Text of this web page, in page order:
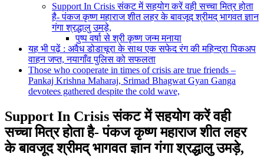
Support In Crisis संकट में सहयोग करें वही सच्चा मित्र होता
है- पंकज कृष्ण महाराज शीत लहर के बावजूद श्रीमद् भागवत ज्ञान
गंगा श्रद्धालु उमड़े,
पुष्प वर्षा से श्री कृष्ण जन्म मनाया
यह भी पढ़ें : अवैध डोडाचूरा के साथ एक सफेद रंग की महिन्द्रा पिकअप
वाहन जप्त, नयागाँव पुलिस को सफलता
Those who cooperate in times of crisis are true friends –
Pankaj Krishna Maharaj, Srimad Bhagwat Gyan Ganga
devotees gathered despite the cold wave,
Support In Crisis संकट में सहयोग करें वही
सच्चा मित्र होता है- पंकज कृष्ण महाराज शीत लहर
के बावजूद श्रीमद् भागवत ज्ञान गंगा श्रद्धालु उमड़े,